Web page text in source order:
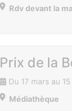
Rdv devant la
Prix de la
Du 17 mars au
Médiathèque